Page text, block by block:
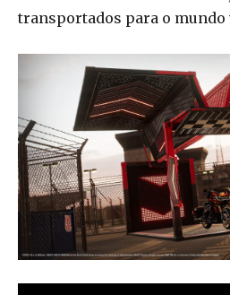
transportados para o